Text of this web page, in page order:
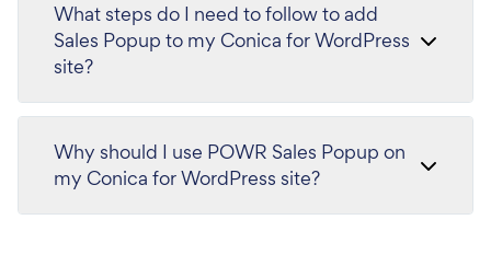
What steps do I need to follow to add
Sales Popup to my Conica for WordPress
site?
Why should I use POWR Sales Popup on
my Conica for WordPress site?